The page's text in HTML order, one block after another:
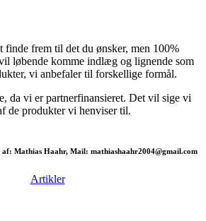
frem til det du ønsker, men 100%
løbende komme indlæg og lignende som
vi anbefaler til forskellige formål.
da vi er partnerfinansieret. Det vil sige vi
de produkter vi henviser til.
Mathias Haahr, Mail: mathiashaahr2004@gmail.com
Artikler